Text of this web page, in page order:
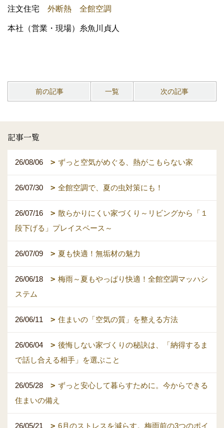
注文住宅 外断熱 全館空調
本社（営業・現場）糸魚川貞人
前の記事 一覧 次の記事
記事一覧
26/08/06 ずっと空気がめぐる、熱がこもらない家
26/07/30 全館空調で、夏の虫対策にも！
26/07/16
散らかりにくい家づくり～リビングから「１
段下げる」プレイスペース～
26/07/09 夏も快適！無垢材の魅力
26/06/18
梅雨～夏もやっぱり快適！全館空調マッハシ
ステム
26/06/11 住まいの「空気の質」を整える方法
26/06/04
後悔しない家づくりの秘訣は、「納得するま
で話し合える相手」を選ぶこと
26/05/28
ずっと安心して暮らすために。今からできる
住まいの備え
26/05/21
6月のストレスを減らす。梅雨前の3つのポイ